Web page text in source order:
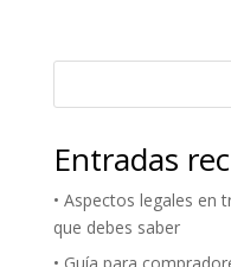
Entradas
• Aspectos legales en
que debes saber